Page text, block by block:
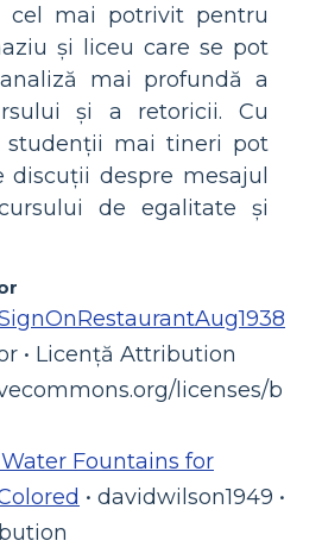
cel mai potrivit pentru
și liceu care se pot
mai profundă a
și a retoricii. Cu
studenții mai tineri pot
discuții despre mesajul
de egalitate și
• Licență Attribution
licenses/b
Water Fountains for
• davidwilson1949 •